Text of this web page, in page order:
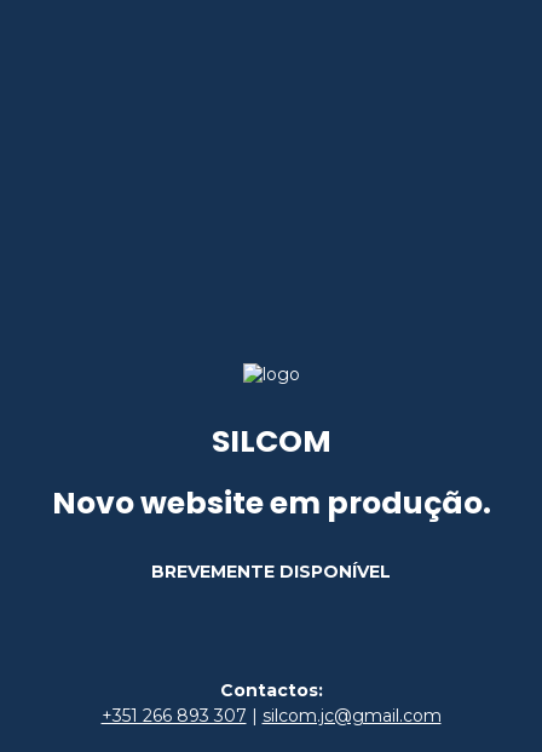
SILCOM
Novo website em produção.
BREVEMENTE DISPONÍVEL
Contactos:
+351 266 893 307 | silcom.jc@gmail.com